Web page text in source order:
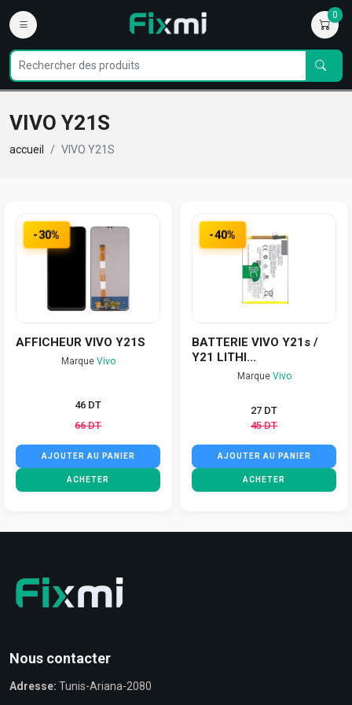
0
VIVO Y21S
accueil VIVO Y21S
-30%
AFFICHEUR VIVO Y21S
Marque Vivo
46 DT
66 DT
AJOUTER AU PANIER
ACHETER
-40%
BATTERIE VIVO Y21s /
Y21 LITHI...
Marque Vivo
27 DT
45 DT
AJOUTER AU PANIER
ACHETER
Nous contacter
Adresse: Tunis-Ariana-2080